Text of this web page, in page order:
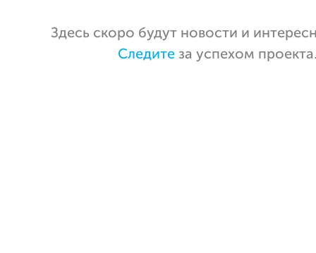
Здесь скоро будут новости и
Следите за успехом